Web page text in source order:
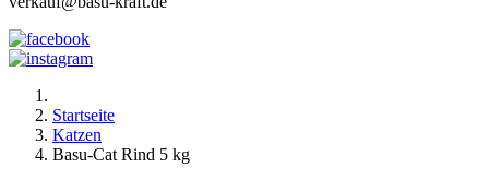
Startseite
Katzen
Basu-Cat Rind 5 kg